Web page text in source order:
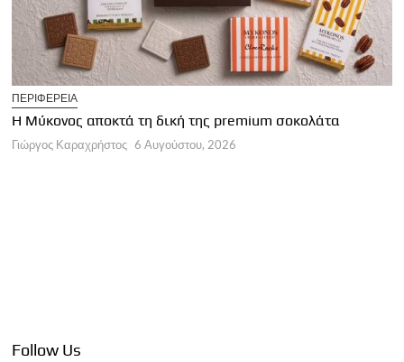
ΠΕΡΙΦΕΡΕΙΑ
Η Μύκονος αποκτά τη δική της premium σοκολάτα
Γιώργος Καραχρήστος 6 Αυγούστου, 2026
Follow Us